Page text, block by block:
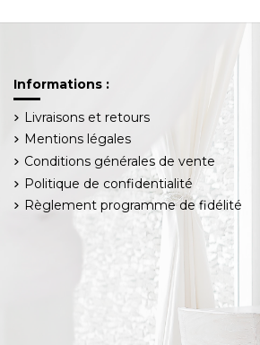
Informations :
Livraisons et retours
Mentions légales
Conditions générales de vente
Politique de confidentialité
Règlement programme de fidélité